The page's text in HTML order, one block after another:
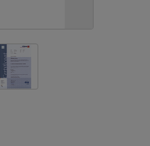
image
View larger image